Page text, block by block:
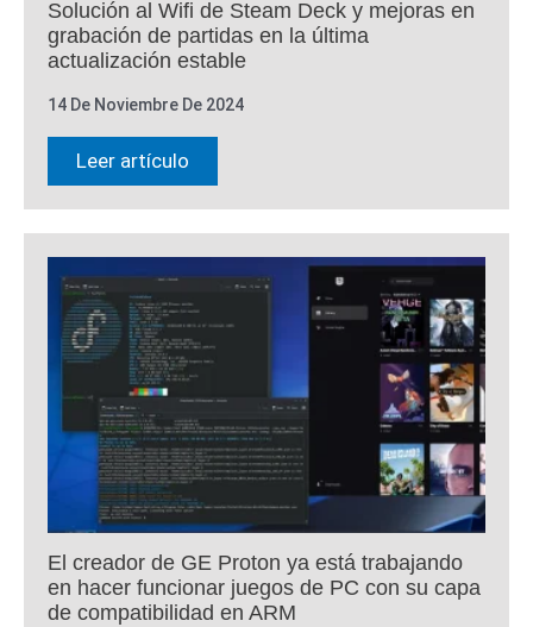
Solución al Wifi de Steam Deck y mejoras en
grabación de partidas en la última
actualización estable
14 De Noviembre De 2024
Leer artículo
El creador de GE Proton ya está trabajando
en hacer funcionar juegos de PC con su capa
de compatibilidad en ARM